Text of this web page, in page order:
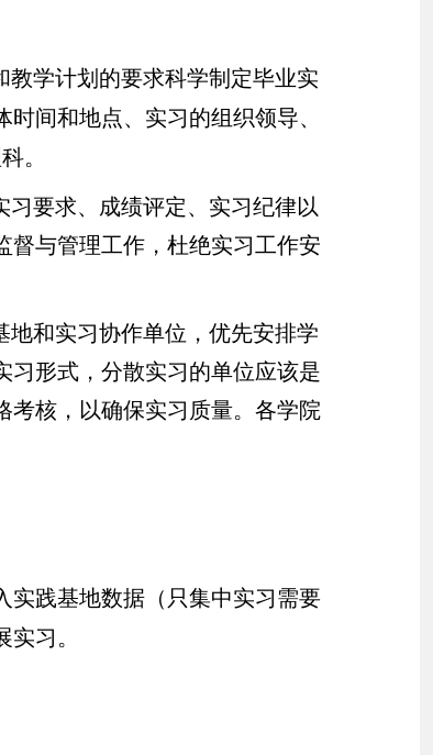
学计划的要求科学制定毕业实
间和地点、实习的组织领导、
。
要求、成绩评定、实习纪律以
督与管理工作，杜绝实习工作安
和实习协作单位，优先安排学
习形式，分散实习的单位应该是
考核，以确保实习质量。各学院
践基地数据（只集中实习需要
习。